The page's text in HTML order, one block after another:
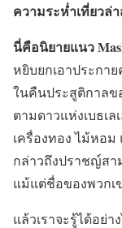
ความระห่ำเที่ยวล่
นี่คือนิยายแนว
หยิบยกเอาประกา
ในคืนประสูติกาลข
ตามดาวแห่งเบธเ
เครื่องทอง ไม้หอ
กล่าวถึงปราชญ์สา
แม้แต่ชื่อของพวกเ
แล้วเราจะรู้ได้อย่